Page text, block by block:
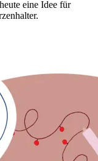
eine Idee für